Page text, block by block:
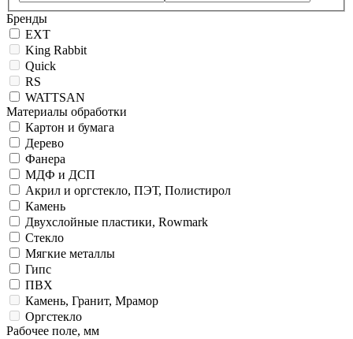
Бренды
EXT
King Rabbit
Quick
RS
WATTSAN
Материалы обработки
Картон и бумага
Дерево
Фанера
МДФ и ДСП
Акрил и оргстекло, ПЭТ, Полистирол
Камень
Двухслойные пластики, Rowmark
Стекло
Мягкие металлы
Гипс
ПВХ
Камень, Гранит, Мрамор
Оргстекло
Рабочее поле, мм